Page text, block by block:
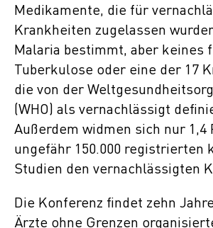
Medikamente, die für
Krankheiten zugelassen
Malaria bestimmt, aber keines
Tuberkulose oder eine der 17
die von der
(WHO) als vernachlässigt
Außerdem widmen sich nur 1,4
ungefähr 150.000 registrierten
Studien den vernachlässigten
Die Konferenz findet zehn
Ärzte ohne Grenzen